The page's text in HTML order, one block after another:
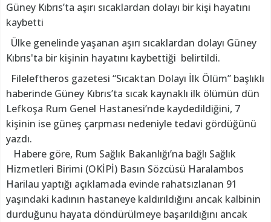
Güney Kıbrıs’ta aşırı sıcaklardan dolayı bir kişi hayatını
kaybetti
Ülke genelinde yaşanan aşırı sıcaklardan dolayı Güney
Kıbrıs'ta bir kişinin hayatını kaybettiği belirtildi.
Fileleftheros gazetesi “Sıcaktan Dolayı İlk Ölüm” başlıklı
haberinde Güney Kıbrıs’ta sıcak kaynaklı ilk ölümün dün
Lefkoşa Rum Genel Hastanesi’nde kaydedildiğini, 7
kişinin ise güneş çarpması nedeniyle tedavi gördüğünü
yazdı.
Habere göre, Rum Sağlık Bakanlığı’na bağlı Sağlık
Hizmetleri Birimi (OKİPİ) Basın Sözcüsü Haralambos
Harilau yaptığı açıklamada evinde rahatsızlanan 91
yaşındaki kadının hastaneye kaldırıldığını ancak kalbinin
durduğunu hayata döndürülmeye başarıldığını ancak